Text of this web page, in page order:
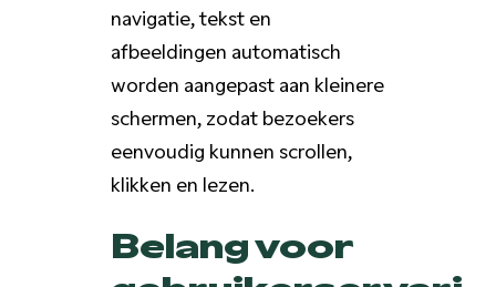
navigatie, tekst en
afbeeldingen automatisch
worden aangepast aan kleinere
schermen, zodat bezoekers
eenvoudig kunnen scrollen,
klikken en lezen.
Belang voor